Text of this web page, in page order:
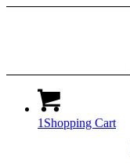
1 Shopping Cart